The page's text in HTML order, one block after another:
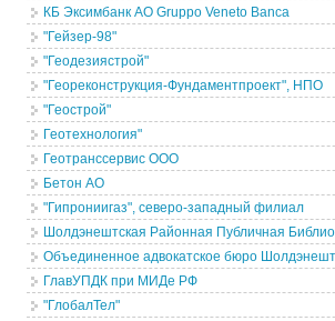
КБ Эксимбанк АО Gruppo Veneto Banca
"Гейзер-98"
"Геодезиястрой"
"Геореконструкция-Фундаментпроект", НПО
"Геострой"
Геотехнология"
Геотранссервис ООО
Бетон АО
"Гипрониигаз", северо-западный филиал
Шолдэнештская Районная Публичная
Объединенное адвокатское бюро
ГлавУПДК при МИДе РФ
"ГлобалТел"